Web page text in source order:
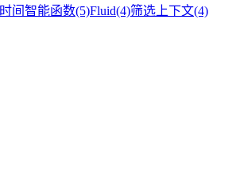
时间智能函数(5)Fluid(4)筛选上下文(4)